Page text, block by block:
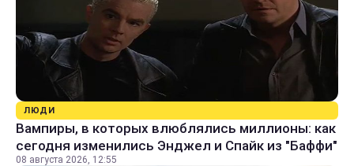
ЛЮДИ
Вампиры, в которых влюблялись миллионы: как
сегодня изменились Энджел и Спайк из "Баффи"
08 августа 2026, 12:55